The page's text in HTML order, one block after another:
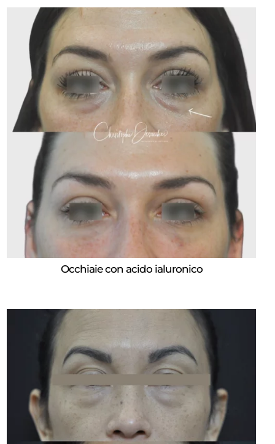
Occhiaie con acido ialuronico